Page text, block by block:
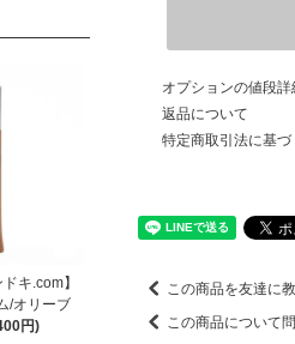
キ.com】
/オリーブ
円)
オプションの値段詳
返品について
特定商取引法に基づ
この商品を友達に
この商品について